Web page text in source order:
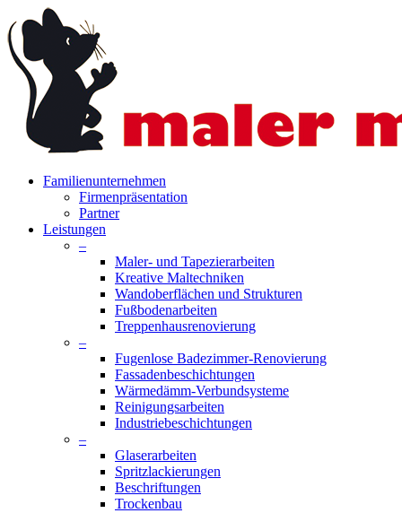
to
main
content
search
Menu
Familienunternehmen
Firmenpräsentation
Partner
Leistungen
–
Maler- und Tapezierarbeiten
Kreative Maltechniken
Wandoberflächen und Strukturen
Fußbodenarbeiten
Treppenhausrenovierung
–
Fugenlose Badezimmer-Renovierung
Fassadenbeschichtungen
Wärmedämm-Verbundsysteme
Reinigungsarbeiten
Industriebeschichtungen
–
Glaserarbeiten
Spritzlackierungen
Beschriftungen
Trockenbau